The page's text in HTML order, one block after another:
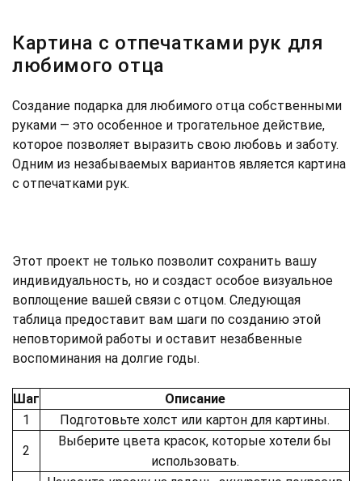
Картина с отпечатками рук для
любимого отца
Создание подарка для любимого отца собственными
руками — это особенное и трогательное действие,
которое позволяет выразить свою любовь и заботу.
Одним из незабываемых вариантов является картина
с отпечатками рук.
Этот проект не только позволит сохранить вашу
индивидуальность, но и создаст особое визуальное
воплощение вашей связи с отцом. Следующая
таблица предоставит вам шаги по созданию этой
неповторимой работы и оставит незабвенные
воспоминания на долгие годы.
Шаг
Описание
1
Подготовьте холст или картон для картины.
2
Выберите цвета красок, которые хотели бы
использовать.